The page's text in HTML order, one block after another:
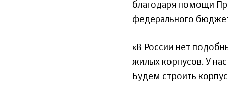
благодаря помощи
федерального
«В России нет
жилых корпусов. У
Будем строить